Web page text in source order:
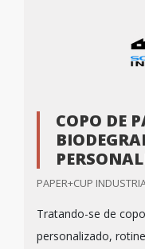
COPO DE
PAPER+CUP
Tratando-se de
personalizado,